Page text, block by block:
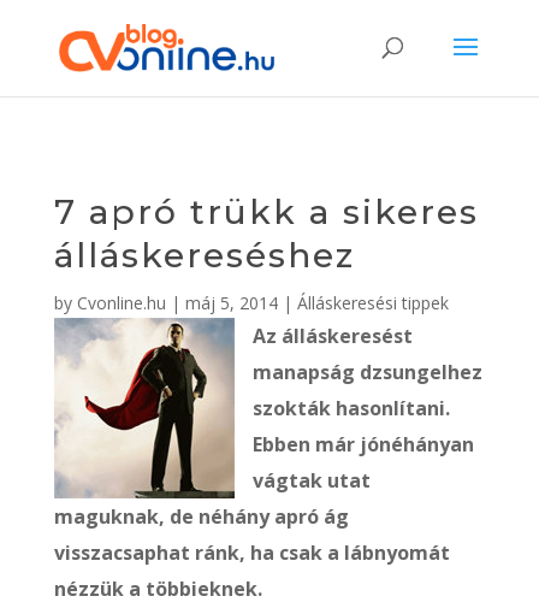
7 apró trükk a sikeres
álláskereséshez
by Cvonline.hu | máj 5, 2014| Álláskeresési tippek
Az álláskeresést
manapság dzsungelhez
szokták hasonlítani.
Ebben már jónéhányan
vágtak utat
maguknak, de néhány apró ág
visszacsaphat ránk, ha csak a lábnyomát
nézzük a többieknek.